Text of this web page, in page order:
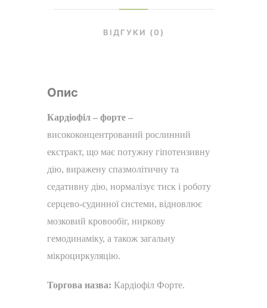
ВІДГУКИ (0)
Опис
Кардіофіл – форте –
висококонцентрований рослинний
екстракт, що має потужну гіпотензивну
дію, виражену спазмолітичну та
седативну дію, нормалізує тиск і роботу
серцево-судинної системи, відновлює
мозковий кровообіг, ниркову
гемодинаміку, а також загальну
мікроциркуляцію.
Торгова назва: Кардіофіл Форте.